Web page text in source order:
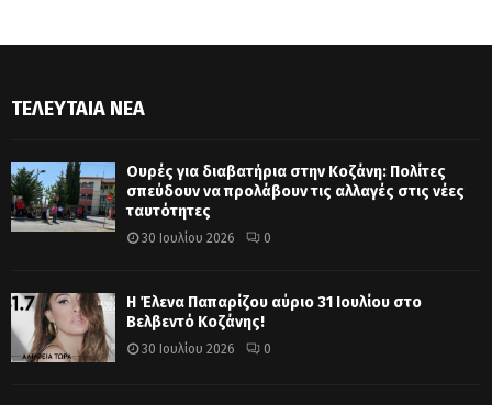
ΤΕΛΕΥΤΑΊΑ ΝΈΑ
Ουρές για διαβατήρια στην Κοζάνη: Πολίτες
σπεύδουν να προλάβουν τις αλλαγές στις νέες
ταυτότητες
30 Ιουλίου 2026 0
Η Έλενα Παπαρίζου αύριο 31 Ιουλίου στο
Βελβεντό Κοζάνης!
30 Ιουλίου 2026 0